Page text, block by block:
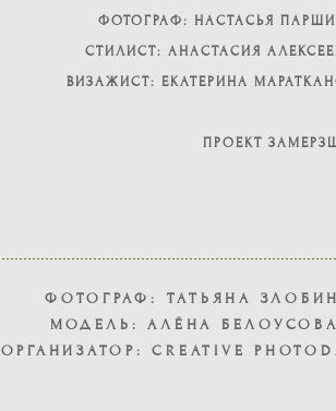
ФОТОГРАФ: НАСТАСЬЯ
СТИЛИСТ: АНАСТАСИЯ
ВИЗАЖИСТ: ЕКАТЕРИНА
ПРОЕКТ
ФОТОГРАФ: ТАТЬЯНА
МОДЕЛЬ: АЛЁНА БЕЛОУСОВА
ОРГАНИЗАТОР: CREATIVE